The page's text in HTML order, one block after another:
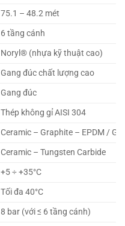
75.1 – 48.2 mét
6 tầng cánh
Noryl® (nhựa kỹ thuật cao)
Gang đúc chất lượng cao
Gang đúc
Thép không gỉ AISI 304
Ceramic – Graphite – EPDM /
Ceramic – Tungsten Carbide
+5 ÷ +35°C
Tối đa 40°C
8 bar (với ≤ 6 tầng cánh)